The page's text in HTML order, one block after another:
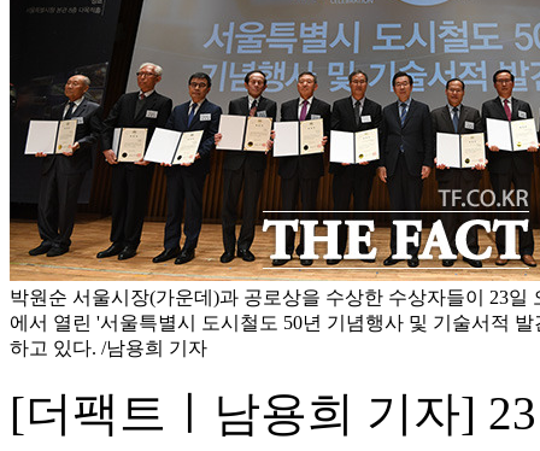
박원순 서울시장(가운데)과 공로상을 수상한 수상자들이 23일
에서 열린 '서울특별시 도시철도 50년 기념행사 및 기술서적
하고 있다. /남용희 기자
[더팩트ㅣ남용희 기자]